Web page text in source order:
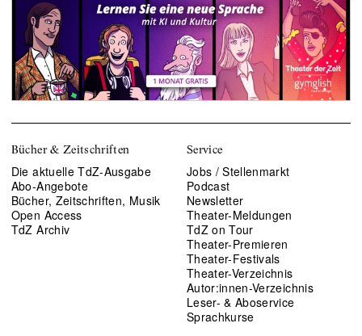
Bücher & Zeitschriften
Die aktuelle TdZ-Ausgabe
Abo-Angebote
Bücher, Zeitschriften, Musik
Open Access
TdZ Archiv
Service
Jobs / Stellenmarkt
Podcast
Newsletter
Theater-Meldungen
TdZ on Tour
Theater-Premieren
Theater-Festivals
Theater-Verzeichnis
Autor:innen-Verzeichnis
Leser- & Aboservice
Sprachkurse